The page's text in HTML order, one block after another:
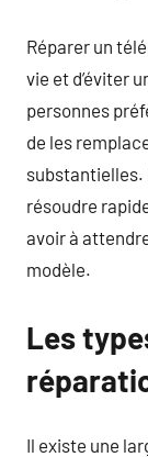
Réparer un
vie et d’éviter
personnes
de les
substantielles.
résoudre
avoir à
modèle.
Les
Il existe une